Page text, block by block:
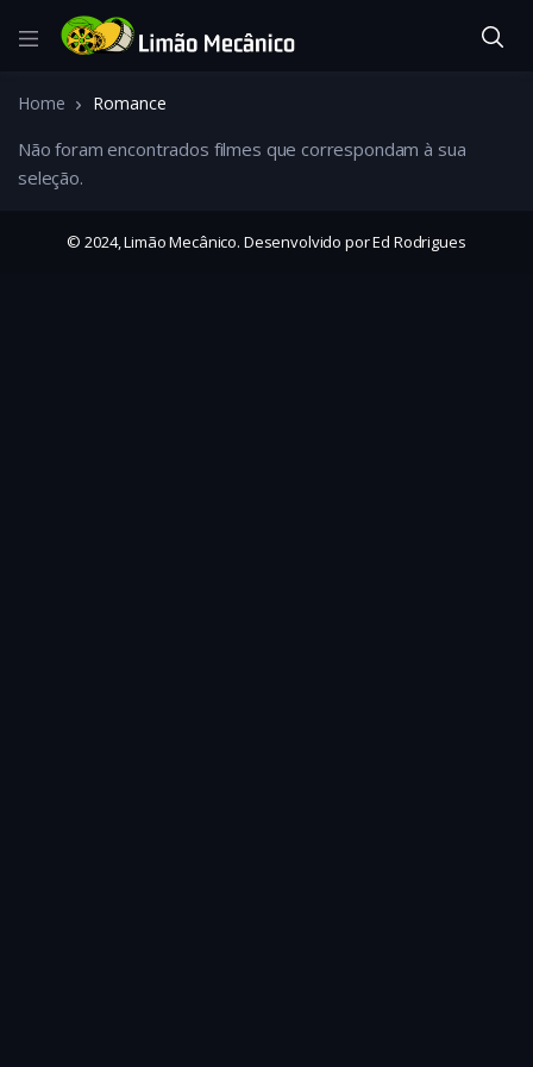
Home Romance
Não foram encontrados filmes que correspondam à sua
seleção.
© 2024, Limão Mecânico. Desenvolvido por Ed Rodrigues